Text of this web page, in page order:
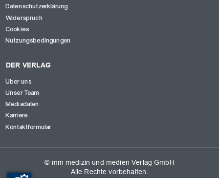
Datenschutzerklärung
Widerspruch
Cookies
Nutzungsbedingungen
DER VERLAG
Über uns
Unser Team
Mediadaten
Karriere
Kontaktformular
© mm medizin und medien Verlag GmbH
Alle Rechte vorbehalten.